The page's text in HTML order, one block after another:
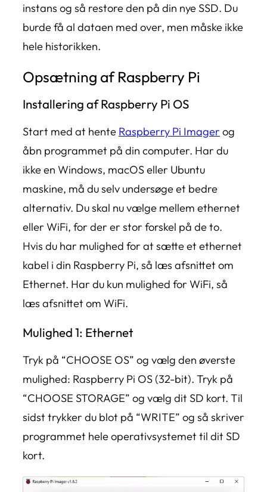
instans og så restore den på din nye SSD. Du
burde få al dataen med over, men måske ikke
hele historikken.
Opsætning af Raspberry Pi
Installering af Raspberry Pi OS
Start med at hente Raspberry Pi Imager og
åbn programmet på din computer. Har du
ikke en Windows, macOS eller Ubuntu
maskine, må du selv undersøge et bedre
alternativ. Du skal nu vælge mellem ethernet
eller WiFi, for der er stor forskel på de to.
Hvis du har mulighed for at sætte et ethernet
kabel i din Raspberry Pi, så læs afsnittet om
Ethernet. Har du kun mulighed for WiFi, så
læs afsnittet om WiFi.
Mulighed 1: Ethernet
Tryk på “CHOOSE OS” og vælg den øverste
mulighed: Raspberry Pi OS (32-bit). Tryk på
“CHOOSE STORAGE” og vælg dit SD kort. Til
sidst trykker du blot på “WRITE” og så skriver
programmet hele operativsystemet til dit SD
kort.